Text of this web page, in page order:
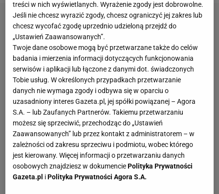
treści w nich wyświetlanych. Wyrażenie zgody jest dobrowolne.
Jeśli nie chcesz wyrazić zgody, chcesz ograniczyć jej zakres lub
chcesz wycofać zgodę uprzednio udzieloną przejdź do
„Ustawień Zaawansowanych”.
Twoje dane osobowe mogą być przetwarzane także do celów
badania i mierzenia informacji dotyczących funkcjonowania
serwisów i aplikacji lub łączone z danymi dot. świadczonych
Tobie usług. W określonych przypadkach przetwarzanie
danych nie wymaga zgody i odbywa się w oparciu o
uzasadniony interes Gazeta.pl, jej spółki powiązanej – Agora
S.A. – lub Zaufanych Partnerów. Takiemu przetwarzaniu
możesz się sprzeciwić, przechodząc do „Ustawień
Zaawansowanych” lub przez kontakt z administratorem – w
zależności od zakresu sprzeciwu i podmiotu, wobec którego
jest kierowany. Więcej informacji o przetwarzaniu danych
osobowych znajdziesz w dokumenciePolityka Prywatności
Gazeta.pl iPolityka Prywatności Agora S.A.